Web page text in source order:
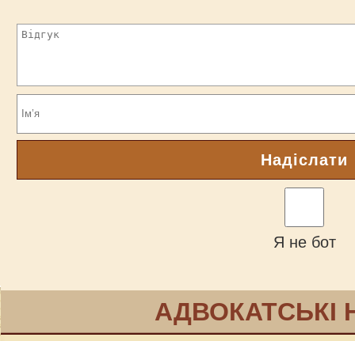
Надіслати
Я не бот
АДВОКАТСЬКІ